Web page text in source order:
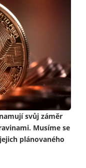
svůj záměr
Musíme se
plánovaného